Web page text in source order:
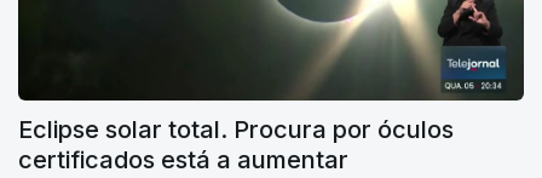
Eclipse solar total. Procura por óculos
certificados está a aumentar